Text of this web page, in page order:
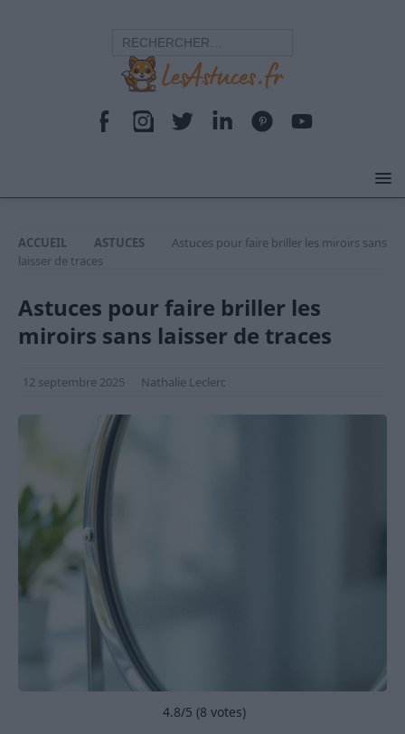
ACCUEIL ASTUCES
Astuces pour faire briller les miroirs sans
laisser de traces
Astuces pour faire briller les
miroirs sans laisser de traces
12 septembre 2025 Nathalie Leclerc
4.8/5 (8 votes)